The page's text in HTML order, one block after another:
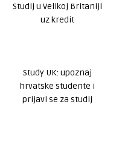
Studij u Velikoj Britaniji
uz kredit
Study UK: upoznaj
hrvatske studente i
prijavi se za studij